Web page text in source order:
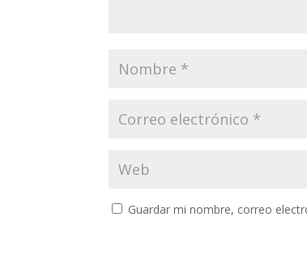
Guardar mi nombre, correo